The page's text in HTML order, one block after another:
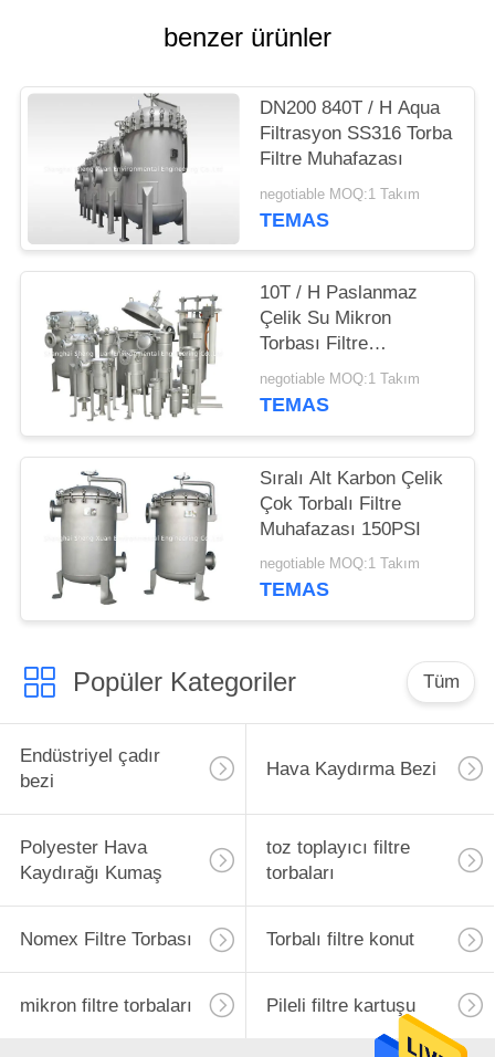
POLICY
benzer ürünler
DN200 840T / H Aqua
Filtrasyon SS316 Torba
Filtre Muhafazası
negotiable MOQ:1 Takım
TEMAS
10T / H Paslanmaz
Çelik Su Mikron
Torbası Filtre
Muhafazası
negotiable MOQ:1 Takım
TEMAS
Sıralı Alt Karbon Çelik
Çok Torbalı Filtre
Muhafazası 150PSI
negotiable MOQ:1 Takım
TEMAS
Popüler Kategoriler Tüm
Endüstriyel çadır
bezi
Hava Kaydırma Bezi
Polyester Hava
Kaydırağı Kumaş
toz toplayıcı filtre
torbaları
Nomex Filtre Torbası Torbalı filtre konut
mikron filtre torbaları Pileli filtre kartuşu